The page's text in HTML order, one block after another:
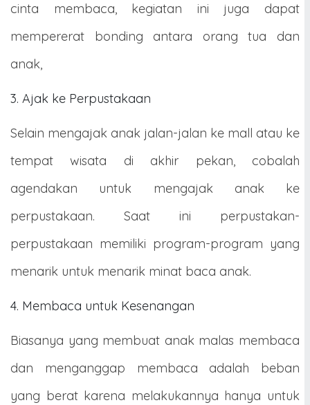
cinta membaca, kegiatan ini juga dapat
mempererat bonding antara orang tua dan
anak,
3. Ajak ke Perpustakaan
Selain mengajak anak jalan-jalan ke mall atau ke
tempat wisata di akhir pekan, cobalah
agendakan untuk mengajak anak ke
perpustakaan. Saat ini perpustakan-
perpustakaan memiliki program-program yang
menarik untuk menarik minat baca anak.
4. Membaca untuk Kesenangan
Biasanya yang membuat anak malas membaca
dan menganggap membaca adalah beban
yang berat karena melakukannya hanya untuk